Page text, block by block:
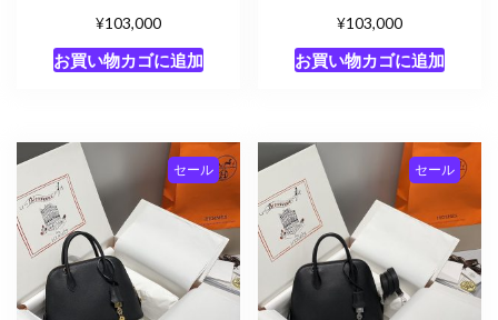
¥103,000
お買い物カゴに追加
¥103,000
お買い物カゴに追加
セール セール